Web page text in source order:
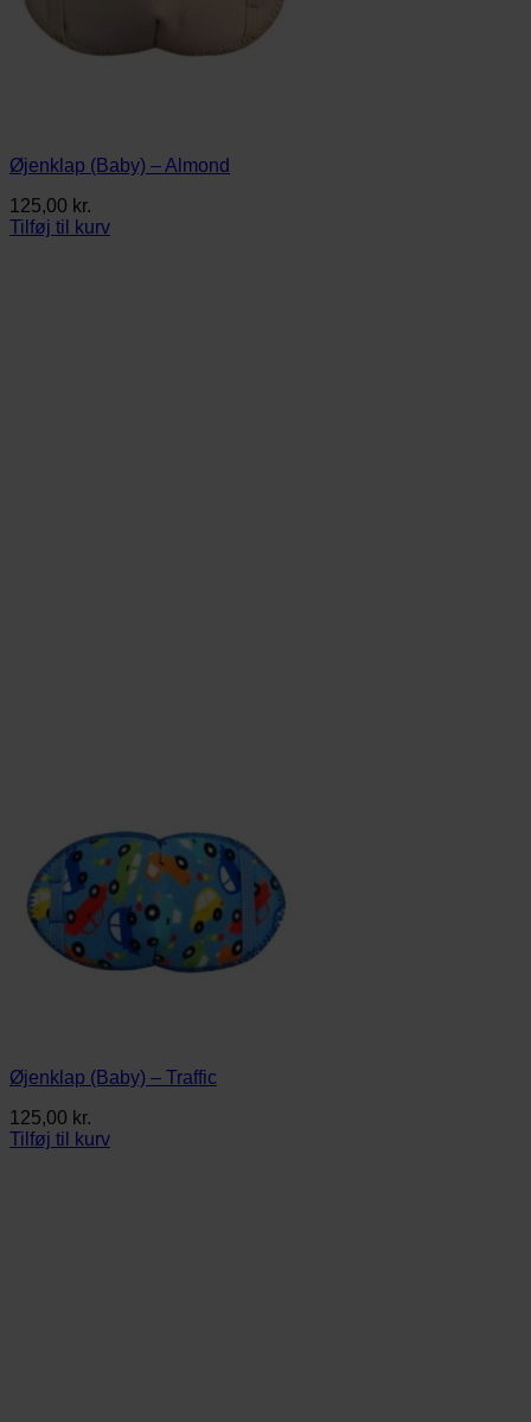
Øjenklap (Baby) – Almond
125,00 kr.
Tilføj til kurv
Øjenklap (Baby) – Traffic
125,00 kr.
Tilføj til kurv